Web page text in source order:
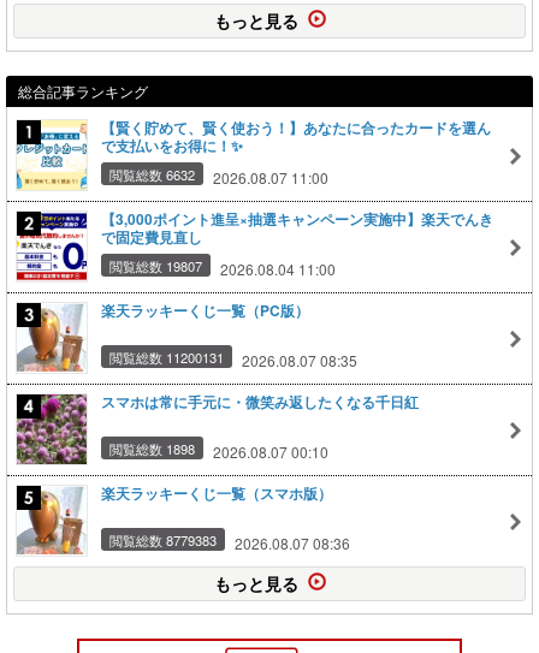
もっと見る
総合記事ランキング
【賢く貯めて、賢く使おう！】あなたに合ったカードを選ん
で支払いをお得に！✨
閲覧総数 6632 2026.08.07 11:00
【3,000ポイント進呈×抽選キャンペーン実施中】楽天でんき
で固定費見直し
閲覧総数 19807 2026.08.04 11:00
楽天ラッキーくじ一覧（PC版）
閲覧総数 11200131 2026.08.07 08:35
スマホは常に手元に・微笑み返したくなる千日紅
閲覧総数 1898 2026.08.07 00:10
楽天ラッキーくじ一覧（スマホ版）
閲覧総数 8779383 2026.08.07 08:36
もっと見る